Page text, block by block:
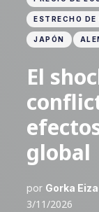
ESTRECHO DE
JAPÓN
El
global
por Gorka
3/11/2026